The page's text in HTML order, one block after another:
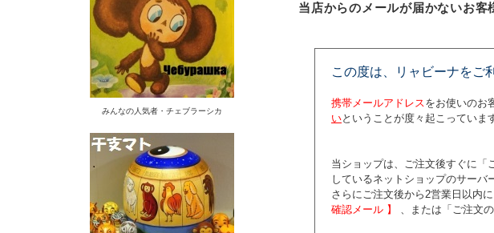
当店からのメールが届かないお客
この度は、リャビーナをご
携帯メールアドレスをお使いのお
いということが度々起こっていま
当ショップは、ご注文後すぐに「
しているネットショップのサーバ
さらにご注文後から2営業日以内
確認メール 】
、または「ご注文
みんなの人気者・チェブラーシカ